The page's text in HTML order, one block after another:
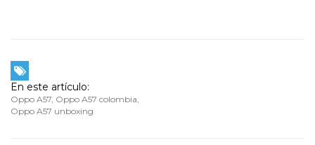
En este artículo:
Oppo A57, Oppo A57 colombia,
Oppo A57 unboxing